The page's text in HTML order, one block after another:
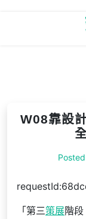
W08靠設
「第三策展階段